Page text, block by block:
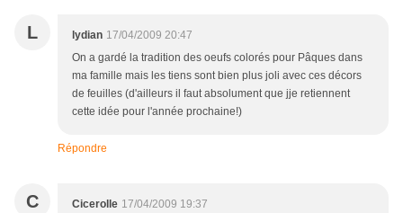
L lydian 17/04/2009 20:47
On a gardé la tradition des oeufs colorés pour Pâques dans
ma famille mais les tiens sont bien plus joli avec ces décors
de feuilles (d'ailleurs il faut absolument que jje retiennent
cette idée pour l'année prochaine!)
Répondre
C Cicerolle 17/04/2009 19:37